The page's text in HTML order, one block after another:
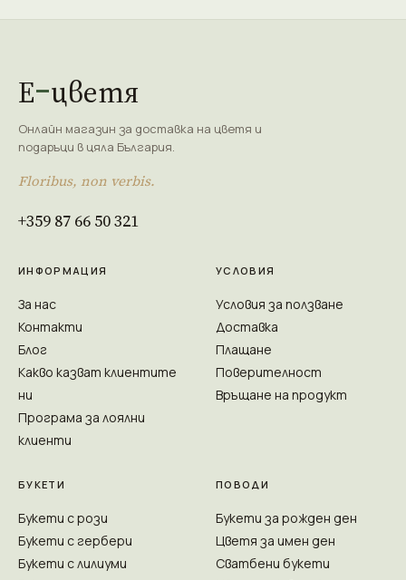
Е цветя
Онлайн магазин за доставка на цветя и
подаръци в цяла България.
Floribus, non verbis.
+359 87 66 50 321
ИНФОРМАЦИЯ
За нас
Контакти
Блог
Какво казват клиентите
ни
Програма за лоялни
клиенти
УСЛОВИЯ
Условия за ползване
Доставка
Плащане
Поверителност
Връщане на продукт
БУКЕТИ
Букети с рози
Букети с гербери
Букети с лилиуми
ПОВОДИ
Букети за рожден ден
Цветя за имен ден
Сватбени букети